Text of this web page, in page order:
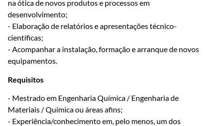
na ótica de novos produtos e processos em
desenvolvimento;
- Elaboração de relatórios e apresentações técnico-
científicas;
- Acompanhar a instalação, formação e arranque de novos
equipamentos.
Requisitos
- Mestrado em Engenharia Química / Engenharia de
Materiais / Química ou áreas afins;
- Experiência/conhecimento em, pelo menos, um dos